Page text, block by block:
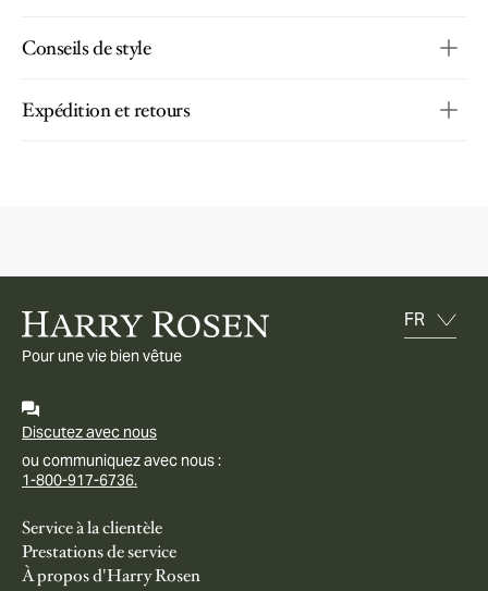
Conseils de style
Expédition et retours
Pour une vie bien vêtue
Discutez avec nous
ou communiquez avec nous :
1-800-917-6736.
Service à la clientèle
Prestations de service
À propos d'Harry Rosen